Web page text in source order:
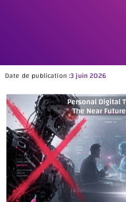
Date de publication :3 juin 2026